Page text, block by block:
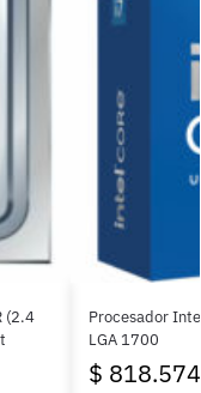
(2.4
Procesador
LGA 1700
$ 818.574